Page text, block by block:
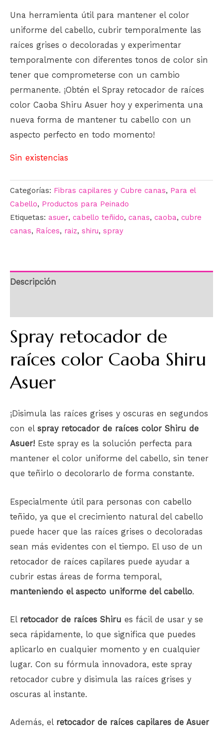
Una herramienta útil para mantener el color
uniforme del cabello, cubrir temporalmente las
raíces grises o decoloradas y experimentar
temporalmente con diferentes tonos de color sin
tener que comprometerse con un cambio
permanente. ¡Obtén el Spray retocador de raíces
color Caoba Shiru Asuer hoy y experimenta una
nueva forma de mantener tu cabello con un
aspecto perfecto en todo momento!
Sin existencias
Categorías: Fibras capilares y Cubre canas, Para el
Cabello, Productos para Peinado
Etiquetas: asuer, cabello teñido, canas, caoba, cubre
canas, Raíces, raiz, shiru, spray
Descripción
Spray retocador de
raíces color Caoba Shiru
Asuer
¡Disimula las raíces grises y oscuras en segundos
con el spray retocador de raíces color Shiru de
Asuer! Este spray es la solución perfecta para
mantener el color uniforme del cabello, sin tener
que teñirlo o decolorarlo de forma constante.
Especialmente útil para personas con cabello
teñido, ya que el crecimiento natural del cabello
puede hacer que las raíces grises o decoloradas
sean más evidentes con el tiempo. El uso de un
retocador de raíces capilares puede ayudar a
cubrir estas áreas de forma temporal,
manteniendo el aspecto uniforme del cabello.
El retocador de raíces Shiru es fácil de usar y se
seca rápidamente, lo que significa que puedes
aplicarlo en cualquier momento y en cualquier
lugar. Con su fórmula innovadora, este spray
retocador cubre y disimula las raíces grises y
oscuras al instante.
Además, el retocador de raíces capilares de Asuer